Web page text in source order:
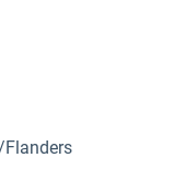
Flanders